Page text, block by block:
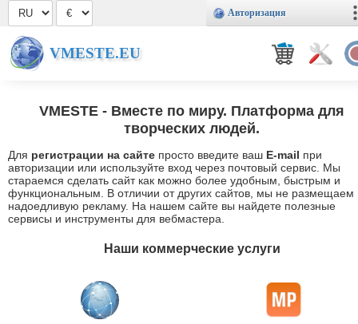
Авторизация
VMESTE.EU
VMESTE - Вместе по миру. Платформа для
творческих людей.
Для регистрации на сайте просто введите ваш E-mail при
авторизации или используйте вход через почтовый сервис. Мы
стараемся сделать сайт как можно более удобным, быстрым и
функциональным. В отличии от других сайтов, мы не размещаем
надоедливую рекламу. На нашем сайте вы найдете полезные
сервисы и инструменты для вебмастера.
Наши коммерческие услуги